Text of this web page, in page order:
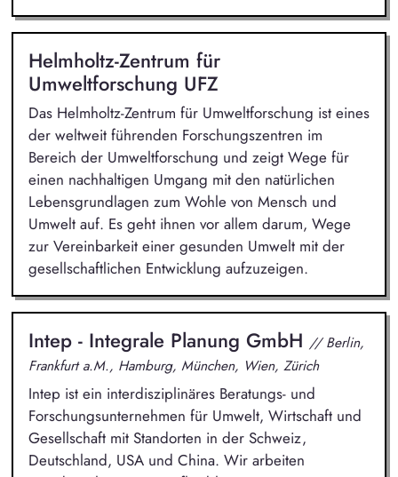
Helmholtz-Zentrum für
Umweltforschung UFZ
Das Helmholtz-Zentrum für Umweltforschung ist eines
der weltweit führenden Forschungszentren im
Bereich der Umweltforschung und zeigt Wege für
einen nachhaltigen Umgang mit den natürlichen
Lebensgrundlagen zum Wohle von Mensch und
Umwelt auf. Es geht ihnen vor allem darum, Wege
zur Vereinbarkeit einer gesunden Umwelt mit der
gesellschaftlichen Entwicklung aufzuzeigen.
Intep - Integrale Planung GmbH // Berlin,
Frankfurt a.M., Hamburg, München, Wien, Zürich
Intep ist ein interdisziplinäres Beratungs- und
Forschungsunternehmen für Umwelt, Wirtschaft und
Gesellschaft mit Standorten in der Schweiz,
Deutschland, USA und China. Wir arbeiten